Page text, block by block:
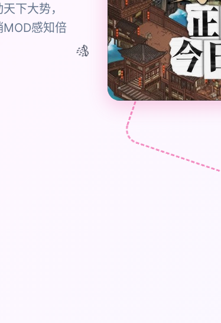
下大势，
MOD感知倍
🎊